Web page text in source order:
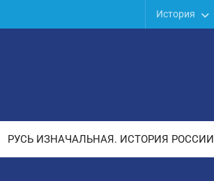
История
РУСЬ ИЗНАЧАЛЬНАЯ. ИСТОРИЯ РОССИИ